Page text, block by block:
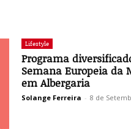
Lifestyle
Programa
Semana Europeia da
em Albergaria
Solange Ferreira - 8 de